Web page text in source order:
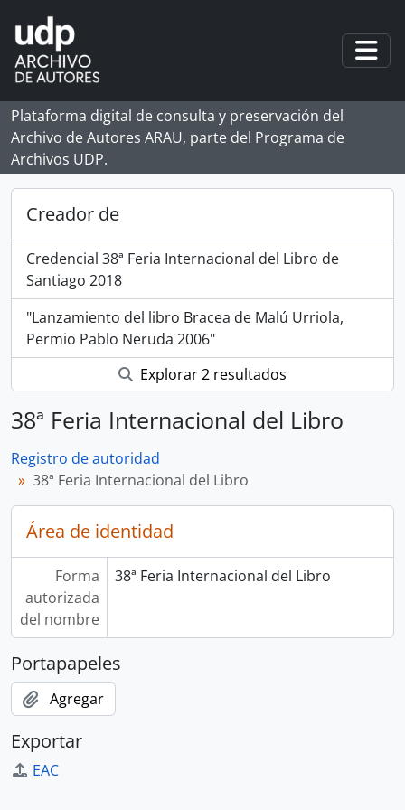
Skip to main content
Plataforma digital de consulta y preservación del
Archivo de Autores ARAU, parte del Programa de
Archivos UDP.
Creador de
Credencial 38ª Feria Internacional del Libro de
Santiago 2018
"Lanzamiento del libro Bracea de Malú Urriola,
Permio Pablo Neruda 2006"
Explorar 2 resultados
38ª Feria Internacional del Libro
Registro de autoridad
38ª Feria Internacional del Libro
Área de identidad
Forma
autorizada
del nombre
38ª Feria Internacional del Libro
Portapapeles
Agregar
Exportar
EAC